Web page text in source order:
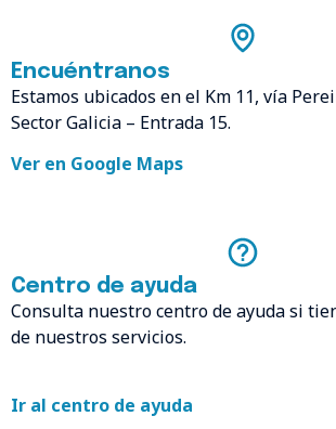
Encuéntranos
Estamos ubicados en el Km 11, vía
Sector Galicia – Entrada 15.
Ver en Google Maps
Centro de ayuda
Consulta nuestro centro de ayuda si
de nuestros servicios.
Ir al centro de ayuda